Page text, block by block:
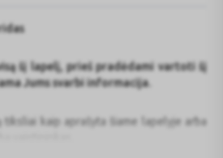
šį lapelį, prieš pradėdami vartoti šį
Jums svarbi informacija.
tiksliai kaip aprašyta šiame lapelyje arba